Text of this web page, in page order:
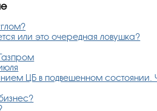
или это очередная ловушка?
ЦБ в подвешенном